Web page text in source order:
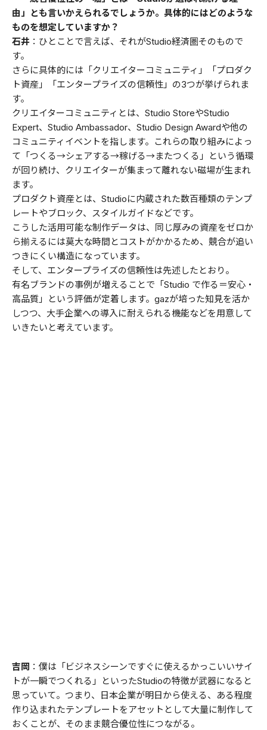
由」とも言いかえられるでしょうか。具体的にはどのような
ものを想定していますか？
石井 ：ひとことで言えば、それがStudio経済圏そのもので
す。
さらに具体的には「クリエイターコミュニティ」「プロダク
ト資産」「エンタープライズの信頼性」の3つが挙げられま
す。
クリエイターコミュニティとは、Studio StoreやStudio
Expert、Studio Ambassador、Studio Design Awardや他の
コミュニティイベントを指します。これらの取り組みによっ
て「つくる→シェアする→稼げる→またつくる」という循環
が回り続け、クリエイターが集まって離れない磁場が生まれ
ます。
プロダクト資産とは、Studioに内蔵された数百種類のテンプ
レートやブロック、スタイルガイドなどです。
こうした活用可能な制作データは、同じ厚みの資産をゼロか
ら揃えるには莫大な時間とコストがかかるため、競合が追い
つきにくい構造になっています。
そして、エンタープライズの信頼性は先述したとおり。
有名ブランドの事例が増えることで「Studio で作る＝安心・
高品質」という評価が定着します。gazが培った知見を活か
しつつ、大手企業への導入に耐えられる機能などを用意して
いきたいと考えています。
吉岡 ：僕は「ビジネスシーンですぐに使えるかっこいいサイ
トが一瞬でつくれる」といったStudioの特徴が武器になると
思っていて。つまり、日本企業が明日から使える、ある程度
作り込まれたテンプレートをアセットとして大量に制作して
おくことが、そのまま競合優位性につながる。